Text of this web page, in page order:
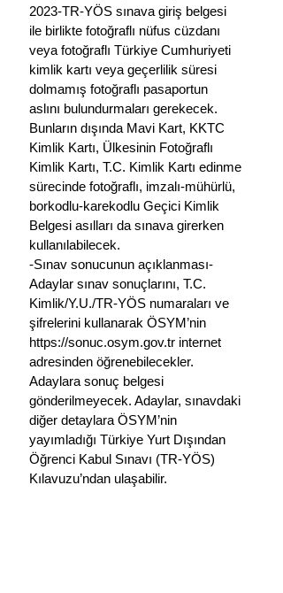
2023-TR-YÖS sınava giriş belgesi
ile birlikte fotoğraflı nüfus cüzdanı
veya fotoğraflı Türkiye Cumhuriyeti
kimlik kartı veya geçerlilik süresi
dolmamış fotoğraflı pasaportun
aslını bulundurmaları gerekecek.
Bunların dışında Mavi Kart, KKTC
Kimlik Kartı, Ülkesinin Fotoğraflı
Kimlik Kartı, T.C. Kimlik Kartı edinme
sürecinde fotoğraflı, imzalı-mühürlü,
borkodlu-karekodlu Geçici Kimlik
Belgesi asılları da sınava girerken
kullanılabilecek.
-Sınav sonucunun açıklanması-
Adaylar sınav sonuçlarını, T.C.
Kimlik/Y.U./TR-YÖS numaraları ve
şifrelerini kullanarak ÖSYM’nin
https://sonuc.osym.gov.tr internet
adresinden öğrenebilecekler.
Adaylara sonuç belgesi
gönderilmeyecek. Adaylar, sınavdaki
diğer detaylara ÖSYM’nin
yayımladığı Türkiye Yurt Dışından
Öğrenci Kabul Sınavı (TR-YÖS)
Kılavuzu’ndan ulaşabilir.